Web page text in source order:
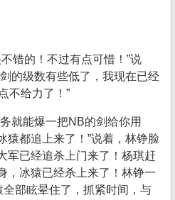
错的！不过有点可惜！”说
的级数有些低了，我现在已经
不给力了！”
就能爆一把NB的剑给你用
猿都追上来了！”说着，林铮脸
军已经追杀上门来了！杨琪赶
，冰猿已经杀上来了！林铮一
全部眩晕住了，抓紧时间，与